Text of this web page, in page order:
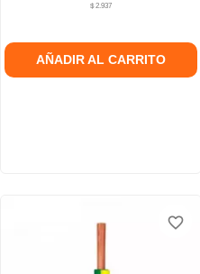
$ 2.937
AÑADIR AL CARRITO
favorite_border